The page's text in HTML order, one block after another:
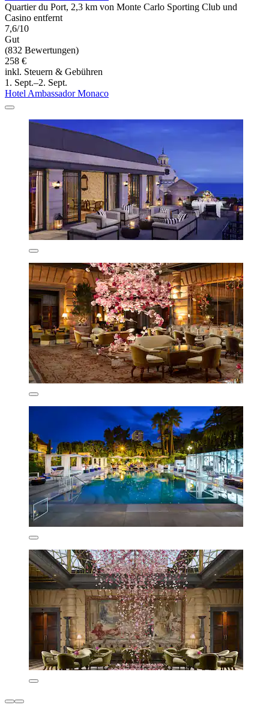
Quartier du Port, 2,3 km von Monte Carlo Sporting Club und
Casino entfernt
7,6/10
Gut
(832 Bewertungen)
258 €
inkl. Steuern & Gebühren
1. Sept.–2. Sept.
Hotel Ambassador Monaco